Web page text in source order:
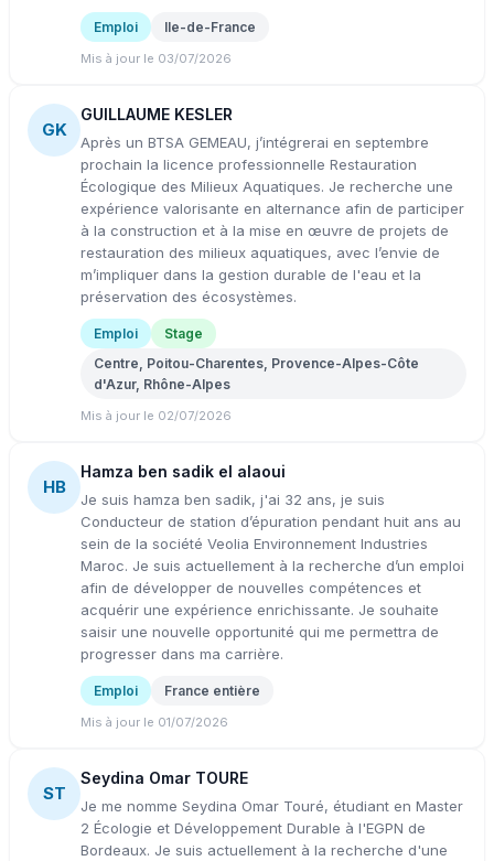
Emploi Ile-de-France
Mis à jour le 03/07/2026
GK
GUILLAUME KESLER
Après un BTSA GEMEAU, j’intégrerai en septembre
prochain la licence professionnelle Restauration
Écologique des Milieux Aquatiques. Je recherche une
expérience valorisante en alternance afin de participer
à la construction et à la mise en œuvre de projets de
restauration des milieux aquatiques, avec l’envie de
m’impliquer dans la gestion durable de l'eau et la
préservation des écosystèmes.
Emploi
Stage
Centre, Poitou-Charentes, Provence-Alpes-Côte
d'Azur, Rhône-Alpes
Mis à jour le 02/07/2026
HB
Hamza ben sadik el alaoui
Je suis hamza ben sadik, j'ai 32 ans, je suis
Conducteur de station d’épuration pendant huit ans au
sein de la société Veolia Environnement Industries
Maroc. Je suis actuellement à la recherche d’un emploi
afin de développer de nouvelles compétences et
acquérir une expérience enrichissante. Je souhaite
saisir une nouvelle opportunité qui me permettra de
progresser dans ma carrière.
Emploi France entière
Mis à jour le 01/07/2026
ST
Seydina Omar TOURE
Je me nomme Seydina Omar Touré, étudiant en Master
2 Écologie et Développement Durable à l'EGPN de
Bordeaux. Je suis actuellement à la recherche d'une